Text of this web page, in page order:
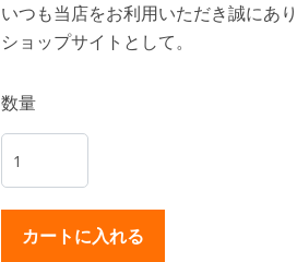
いつも当店をお利用いただき誠にあ
ショップサイトとして。
数量